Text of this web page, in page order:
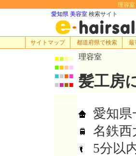
理容室
愛知県 美容室 検索サイト
サイトマップ 都道府県で検索 最
■■■■
■■■■
■■■■
■■■■
理容室
髪工房
愛知県
名鉄西
5分以